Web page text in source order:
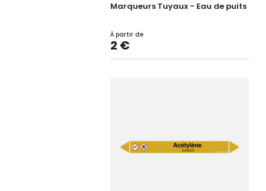
Marqueurs Tuyaux - Eau de puits
À partir de
Prix
2 €